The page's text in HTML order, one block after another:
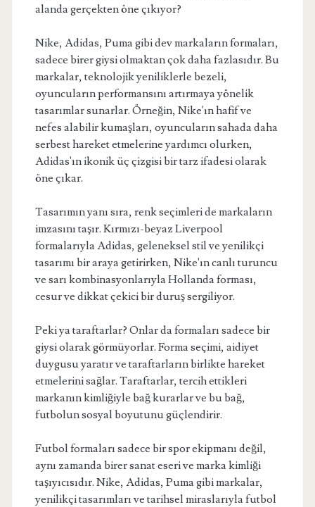
alanda gerçekten öne çıkıyor?
Nike, Adidas, Puma gibi dev markaların formaları,
sadece birer giysi olmaktan çok daha fazlasıdır. Bu
markalar, teknolojik yeniliklerle bezeli,
oyuncuların performansını artırmaya yönelik
tasarımlar sunarlar. Örneğin, Nike'ın hafif ve
nefes alabilir kumaşları, oyuncuların sahada daha
serbest hareket etmelerine yardımcı olurken,
Adidas'ın ikonik üç çizgisi bir tarz ifadesi olarak
öne çıkar.
Tasarımın yanı sıra, renk seçimleri de markaların
imzasını taşır. Kırmızı-beyaz Liverpool
formalarıyla Adidas, geleneksel stil ve yenilikçi
tasarımı bir araya getirirken, Nike'ın canlı turuncu
ve sarı kombinasyonlarıyla Hollanda forması,
cesur ve dikkat çekici bir duruş sergiliyor.
Peki ya taraftarlar? Onlar da formaları sadece bir
giysi olarak görmüyorlar. Forma seçimi, aidiyet
duygusu yaratır ve taraftarların birlikte hareket
etmelerini sağlar. Taraftarlar, tercih ettikleri
markanın kimliğiyle bağ kurarlar ve bu bağ,
futbolun sosyal boyutunu güçlendirir.
Futbol formaları sadece bir spor ekipmanı değil,
aynı zamanda birer sanat eseri ve marka kimliği
taşıyıcısıdır. Nike, Adidas, Puma gibi markalar,
yenilikçi tasarımları ve tarihsel miraslarıyla futbol